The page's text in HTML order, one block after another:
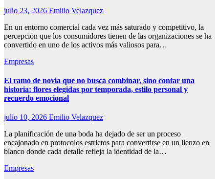
julio 23, 2026 Emilio Velazquez
En un entorno comercial cada vez más saturado y competitivo, la
percepción que los consumidores tienen de las organizaciones se ha
convertido en uno de los activos más valiosos para…
Empresas
El ramo de novia que no busca combinar, sino contar una
historia: flores elegidas por temporada, estilo personal y
recuerdo emocional
julio 10, 2026 Emilio Velazquez
La planificación de una boda ha dejado de ser un proceso
encajonado en protocolos estrictos para convertirse en un lienzo en
blanco donde cada detalle refleja la identidad de la…
Empresas